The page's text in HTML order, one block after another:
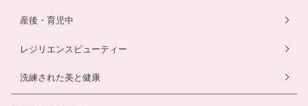
産後・育児中
レジリエンスビューティー
洗練された美と健康